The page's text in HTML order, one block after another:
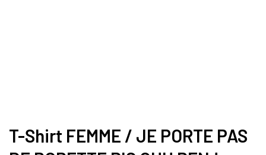
T-Shirt FEMME / JE PORTE PAS